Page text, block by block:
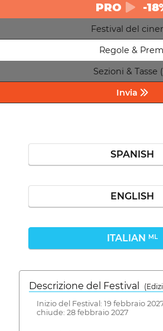
PRO -
Festival del
Regole &
Sezioni & Tasse
Invia
SPANISH
ENGLISH
ITALIAN ML
Descrizione del Festival
(
Inizio del Festival: 19 febbraio
chiude: 28 febbraio 2027